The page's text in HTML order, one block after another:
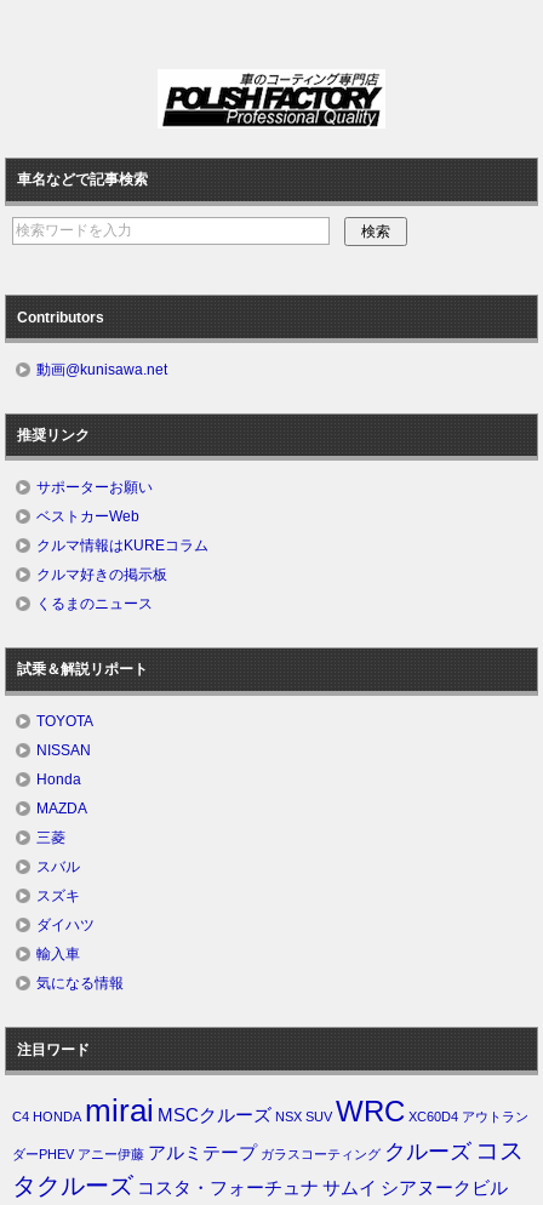
車名などで記事検索
Contributors
動画@kunisawa.net
推奨リンク
サポーターお願い
ベストカーWeb
クルマ情報はKUREコラム
クルマ好きの掲示板
くるまのニュース
試乗＆解説リポート
TOYOTA
NISSAN
Honda
MAZDA
三菱
スバル
スズキ
ダイハツ
輸入車
気になる情報
注目ワード
C4 HONDA mirai MSCクルーズ NSX SUV WRC XC60D4 アウトラン
ダーPHEV アニー伊藤 アルミテープ ガラスコーティング クルーズ コス
タクルーズ コスタ・フォーチュナ サムイ シアヌークビル